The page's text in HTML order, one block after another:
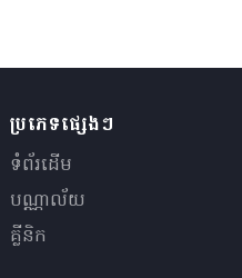
ប្រភេទផ្សេងៗ
ទំព័រដើម
បណ្ណាល័យ
គ្លីនិក